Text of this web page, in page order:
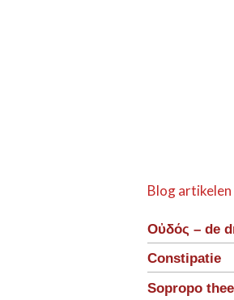
Blog artikelen
Οὐδός – de
Constipatie
Sopropo